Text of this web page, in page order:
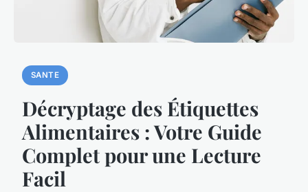
SANTE
Décryptage des Étiquettes
Alimentaires : Votre Guide
Complet pour une Lecture
Facil